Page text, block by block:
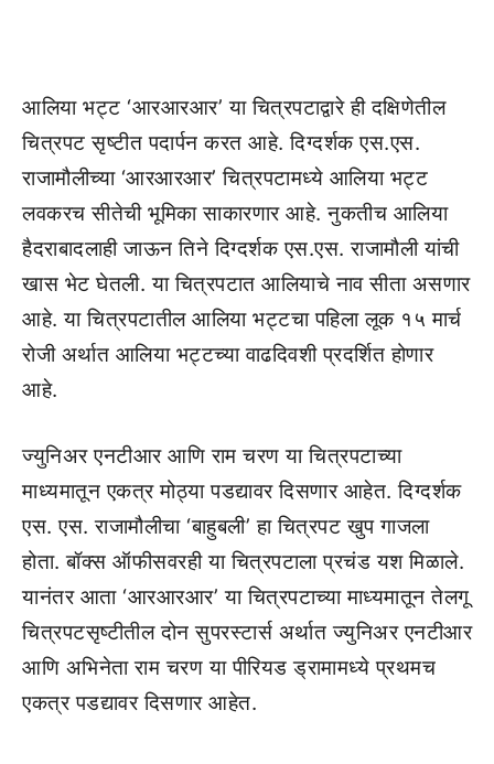
आलिया भट्ट ‘आरआरआर’ या चित्रपटाद्वारे ही दक्षिणेतील
चित्रपट सृष्टीत पदार्पन करत आहे. दिग्दर्शक एस.एस.
राजामौलीच्या ‘आरआरआर’ चित्रपटामध्ये आलिया भट्ट
लवकरच सीतेची भूमिका साकारणार आहे. नुकतीच आलिया
हैदराबादलाही जाऊन तिने दिग्दर्शक एस.एस. राजामौली यांची
खास भेट घेतली. या चित्रपटात आलियाचे नाव सीता असणार
आहे. या चित्रपटातील आलिया भट्टचा पहिला लूक १५ मार्च
रोजी अर्थात आलिया भट्टच्या वाढदिवशी प्रदर्शित होणार
आहे.
ज्युनिअर एनटीआर आणि राम चरण या चित्रपटाच्या
माध्यमातून एकत्र मोठ्या पडद्यावर दिसणार आहेत. दिग्दर्शक
एस. एस. राजामौलीचा ‘बाहुबली’ हा चित्रपट खुप गाजला
होता. बॉक्स ऑफीसवरही या चित्रपटाला प्रचंड यश मिळाले.
यानंतर आता ‘आरआरआर’ या चित्रपटाच्या माध्यमातून तेलगू
चित्रपटसृष्टीतील दोन सुपरस्टार्स अर्थात ज्युनिअर एनटीआर
आणि अभिनेता राम चरण या पीरियड ड्रामामध्ये प्रथमच
एकत्र पडद्यावर दिसणार आहेत.